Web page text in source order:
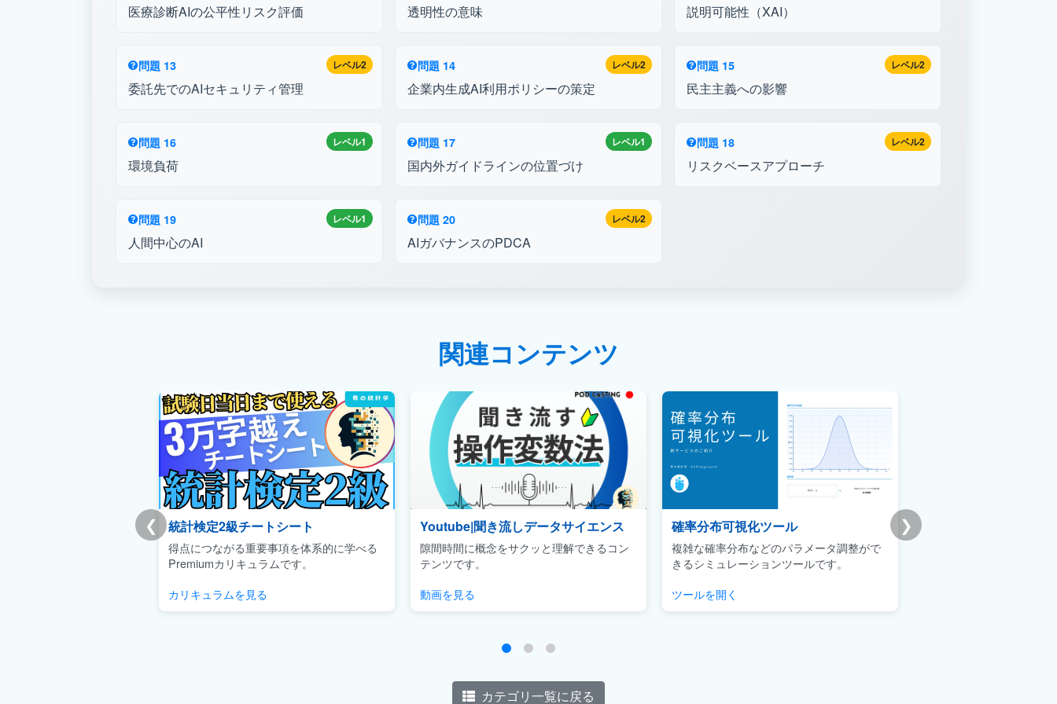
医療診断AIの公平性リスク評価 透明性の意味 説明可能性（XAI）
レベル2
問題 13
委託先でのAIセキュリティ管理
レベル2
問題 14
企業内生成AI利用ポリシーの策定
レベル2
問題 15
民主主義への影響
レベル1
問題 16
環境負荷
レベル1
問題 17
国内外ガイドラインの位置づけ
レベル2
問題 18
リスクベースアプローチ
レベル1
問題 19
人間中心のAI
レベル2
問題 20
AIガバナンスのPDCA
関連コンテンツ
❮ ❯
統計検定2級チートシート
得点につながる重要事項を体系的に学べる
Premiumカリキュラムです。
カリキュラムを見る
Youtube|聞き流しデータサイエンス
隙間時間に概念をサクッと理解できるコン
テンツです。
動画を見る
確率分布可視化ツール
複雑な確率分布などのパラメータ調整がで
きるシミュレーションツールです。
ツールを開く
カテゴリ一覧に戻る